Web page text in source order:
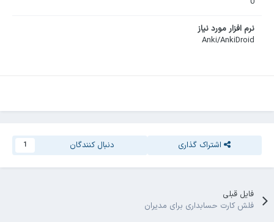
نرم افزار مورد نیاز
Anki/AnkiDroid
اشتراک گذاری دنبال کنندگان 1
فایل قبلی
فلش کارت حسابداری برای مدیران